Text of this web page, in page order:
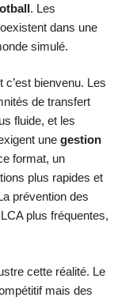
. Les
dans une
simulé.
bienvenu. Les
de transfert
fluide, et les
une gestion
format, un
plus rapides et
prévention des
plus fréquentes,
cette réalité. Le
mais des